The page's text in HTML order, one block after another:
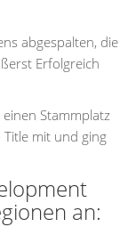
abgespalten, die
Erfolgreich
Stammplatz
mit und ging
an: